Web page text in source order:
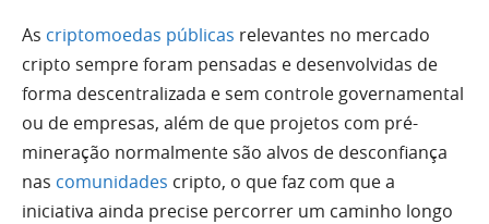
As criptomoedas públicas relevantes no mercado
cripto sempre foram pensadas e desenvolvidas de
forma descentralizada e sem controle governamental
ou de empresas, além de que projetos com pré-
mineração normalmente são alvos de desconfiança
nas comunidades cripto, o que faz com que a
iniciativa ainda precise percorrer um caminho longo